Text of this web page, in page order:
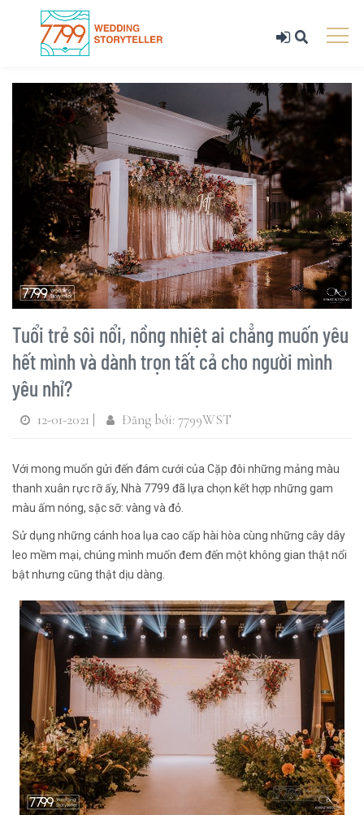
Tuổi trẻ sôi nổi, nồng nhiệt ai chẳng muốn yêu
hết mình và dành trọn tất cả cho người mình
yêu nhỉ?
12-01-2021 | Đăng bởi: 7799WST
️Với mong muốn gửi đến đám cưới của Cặp đôi những mảng màu
thanh xuân rực rỡ ấy, Nhà 7799 đã lựa chọn kết hợp những gam
màu ấm nóng, sặc sỡ: vàng và đỏ.
Sử dụng những cánh hoa lụa cao cấp hài hòa cùng những cây dây
leo mềm mại, chúng mình muốn đem đến một không gian thật nổi
bật nhưng cũng thật dịu dàng.